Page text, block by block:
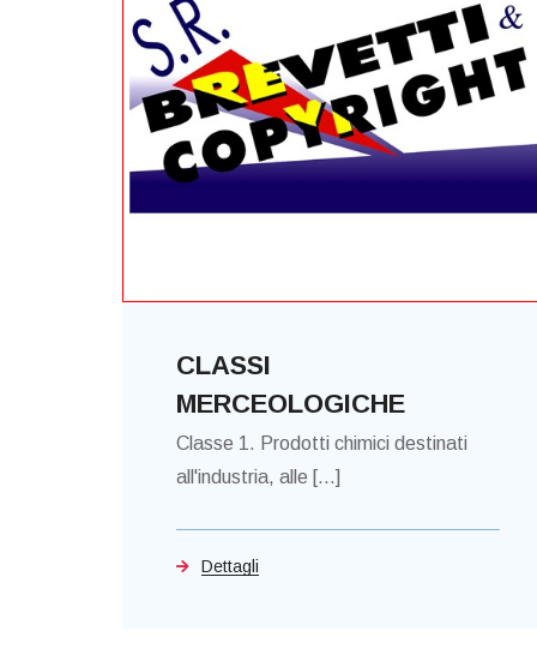
CLASSI
MERCEOLOGICHE
Classe 1. Prodotti chimici destinati
all'industria, alle [...]
Dettagli